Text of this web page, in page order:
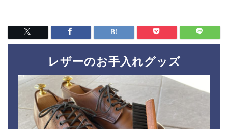
レザーのお手入れグッズ